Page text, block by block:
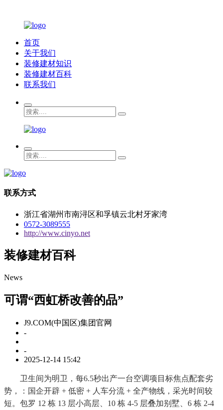
首页
关于我们
装修建材知识
装修建材百科
联系我们
联系方式
浙江省湖州市南浔区和孚镇云北村牙家湾
0572-3089555
http://www.cinyo.net
装修建材百科
News
可谓“西虹桥改善的品”
J9.COM(中国区)集团官网
-
-
2025-12-14 15:42
卫生间为明卫，每6.5秒出产一台空调项目标焦点配套劣
势，：国企开辟 + 低密 + 人车分流 + 全产物线，采光时间较
短。包罗 12 栋 13 层小高层、10 栋 4-5 层叠加别墅、6 栋 2-4